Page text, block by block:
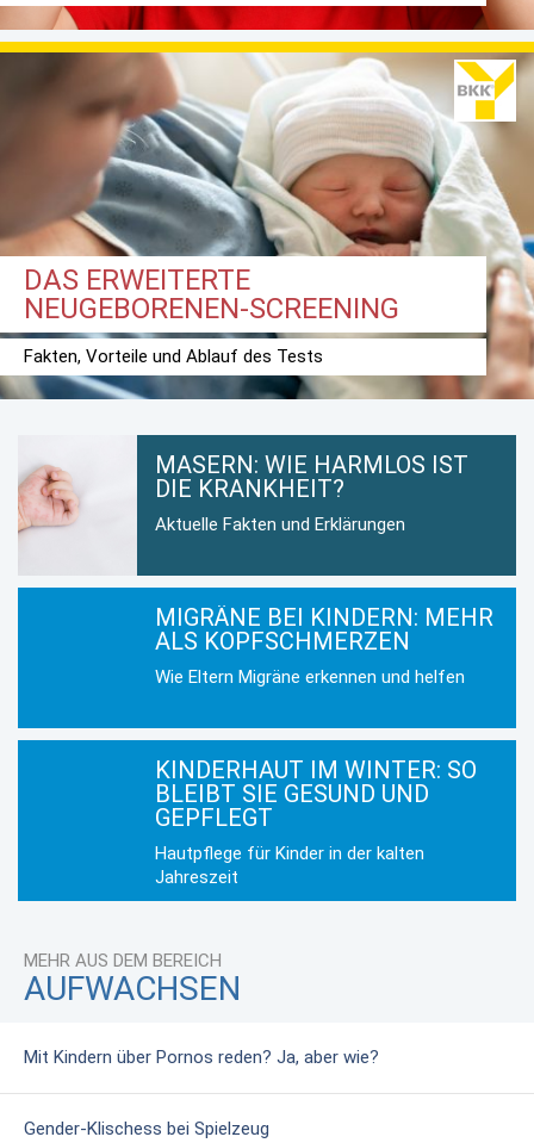
DAS ERWEITERTE
NEUGEBORENEN-SCREENING
Fakten, Vorteile und Ablauf des Tests
MASERN: WIE HARMLOS IST
DIE KRANKHEIT?
Aktuelle Fakten und Erklärungen
MIGRÄNE BEI KINDERN: MEHR
ALS KOPFSCHMERZEN
Wie Eltern Migräne erkennen und helfen
KINDERHAUT IM WINTER: SO
BLEIBT SIE GESUND UND
GEPFLEGT
Hautpflege für Kinder in der kalten
Jahreszeit
MEHR AUS DEM BEREICH
AUFWACHSEN
Mit Kindern über Pornos reden? Ja, aber wie?
Gender-Klischess bei Spielzeug